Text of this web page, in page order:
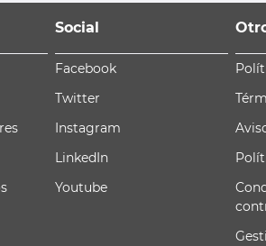
Social
Facebook
Twitter
Instagram
LinkedIn
Youtube